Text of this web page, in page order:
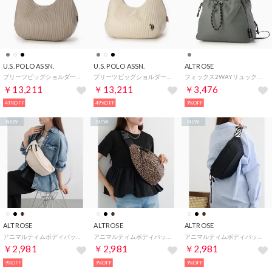
U.S. POLO ASSN.
￥13,211
49%OFF
U.S. POLO ASSN.
￥13,211
49%OFF
ALTROSE
￥3,476
9%OFF
ALTROSE
￥2,981
NEW
9%OFF
ALTROSE
￥2,981
NEW
9%OFF
ALTROSE
￥2,981
NEW
9%OFF